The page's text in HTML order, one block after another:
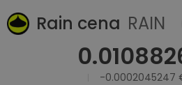
Rain cena RAIN
-0.0002045247